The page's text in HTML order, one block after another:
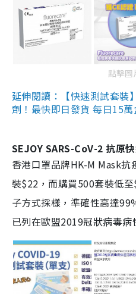
點擊圖
延伸閱讀：【快速測試套裝
劑！最快即日發貨 每日15萬
SEJOY SARS-CoV-2 抗原
香港口罩品牌HK-M Mask
裝$22，而購買500套裝低
子方式採樣，準確性高達
已列在歐盟2019冠狀病毒病